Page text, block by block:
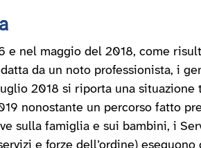
e nel maggio del 2018, come
da un noto professionista, i
2018 si riporta una situazione
nonostante un percorso fatto
sulla famiglia e sui bambini, i